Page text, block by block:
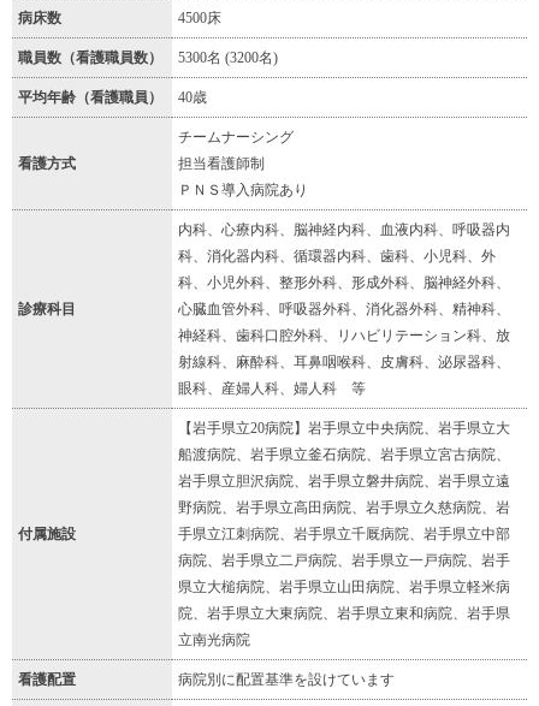
病床数 4500床
職員数（看護職員数） 5300名 (3200名)
平均年齢（看護職員） 40歳
看護方式
チームナーシング
担当看護師制
ＰＮＳ導入病院あり
診療科目
内科、心療内科、脳神経内科、血液内科、呼吸器内
科、消化器内科、循環器内科、歯科、小児科、外
科、小児外科、整形外科、形成外科、脳神経外科、
心臓血管外科、呼吸器外科、消化器外科、精神科、
神経科、歯科口腔外科、リハビリテーション科、放
射線科、麻酔科、耳鼻咽喉科、皮膚科、泌尿器科、
眼科、産婦人科、婦人科 等
付属施設
【岩手県立20病院】岩手県立中央病院、岩手県立大
船渡病院、岩手県立釜石病院、岩手県立宮古病院、
岩手県立胆沢病院、岩手県立磐井病院、岩手県立遠
野病院、岩手県立高田病院、岩手県立久慈病院、岩
手県立江刺病院、岩手県立千厩病院、岩手県立中部
病院、岩手県立二戸病院、岩手県立一戸病院、岩手
県立大槌病院、岩手県立山田病院、岩手県立軽米病
院、岩手県立大東病院、岩手県立東和病院、岩手県
立南光病院
看護配置 病院別に配置基準を設けています